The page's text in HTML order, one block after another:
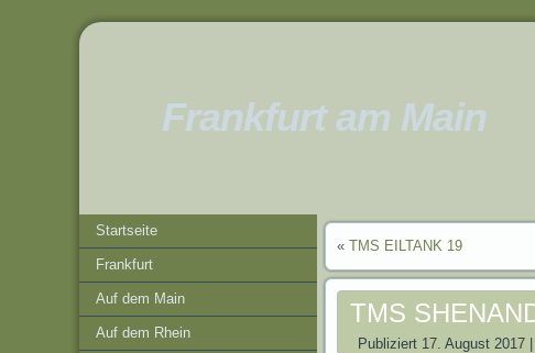
Frankfurt am Main
Startseite
Frankfurt
Auf dem Main
Auf dem Rhein
« TMS EILTANK 19
TMS
Publiziert 17. August 2017